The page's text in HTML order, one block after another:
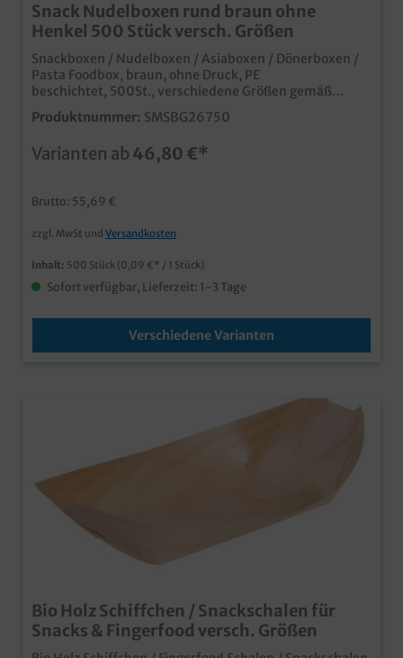
Snack Nudelboxen rund braun ohne
Henkel 500 Stück versch. Größen
Snackboxen / Nudelboxen / Asiaboxen / Dönerboxen /
Pasta Foodbox, braun, ohne Druck, PE
beschichtet, 500St., verschiedene Größen gemäß
Auswahl (16oz/ca. 500ml; 26oz/ca. 750ml) Heben Sie
Ihren Lieferdienst oder Ihr Essen zum Mitnehmen von
aus Hartpapier Runder Boden, eckiger Falt Verschluss
nachhaltiger Forstwirtschaft auch in Ihrem
Kundenservice
Produktnummer: SMSBG26750
Varianten ab 46,80 €*
Brutto: 55,69 €
zzgl. MwSt und Versandkosten
Inhalt: 500 Stück (0,09 €* / 1 Stück)
Sofort verfügbar, Lieferzeit: 1-3 Tage
Verschiedene Varianten
Bio Holz Schiffchen / Snackschalen für
Snacks & Fingerfood versch. Größen